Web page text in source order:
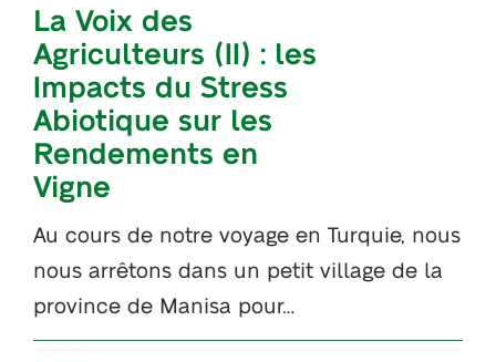
La Voix des
Agriculteurs (II) : les
Impacts du Stress
Abiotique sur les
Rendements en
Vigne
Au cours de notre voyage en Turquie, nous
nous arrêtons dans un petit village de la
province de Manisa pour…